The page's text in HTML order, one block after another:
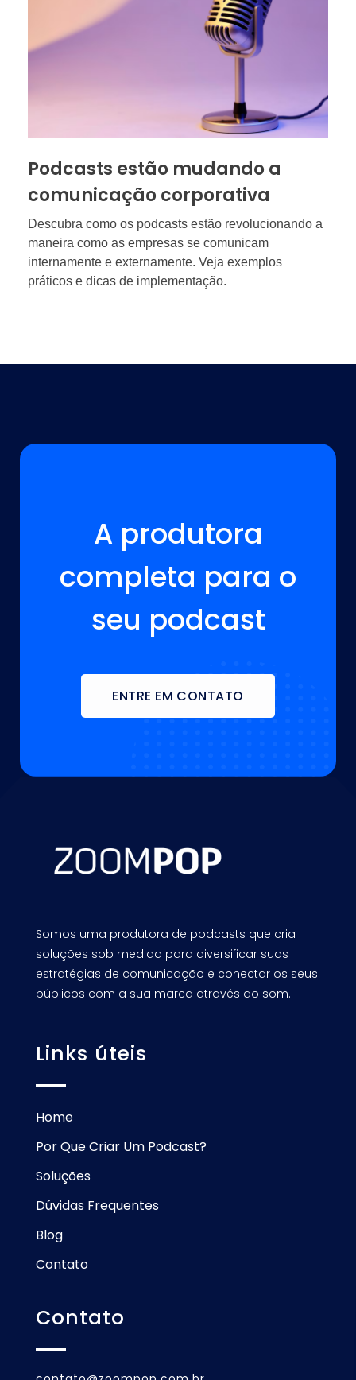
Podcasts estão mudando a
comunicação corporativa
Descubra como os podcasts estão revolucionando a
maneira como as empresas se comunicam
internamente e externamente. Veja exemplos
práticos e dicas de implementação.
A produtora
completa para o
seu podcast
ENTRE EM CONTATO
Somos uma produtora de podcasts que cria
soluções sob medida para diversificar suas
estratégias de comunicação e conectar os seus
públicos com a sua marca através do som.
Links úteis
Home
Por Que Criar Um Podcast?
Soluções
Dúvidas Frequentes
Blog
Contato
Contato